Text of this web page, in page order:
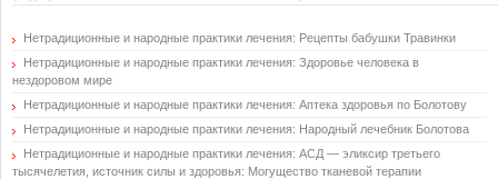
Нетрадиционные и народные практики лечения: Рецепты бабушки Травинки
Нетрадиционные и народные практики лечения: Здоровье человека в
нездоровом мире
Нетрадиционные и народные практики лечения: Аптека здоровья по Болотову
Нетрадиционные и народные практики лечения: Народный лечебник Болотова
Нетрадиционные и народные практики лечения: АСД — эликсир третьего
тысячелетия, источник силы и здоровья: Могущество тканевой терапии